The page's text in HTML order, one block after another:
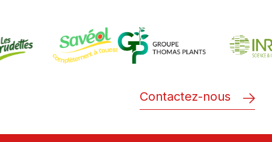
Contactez-nous